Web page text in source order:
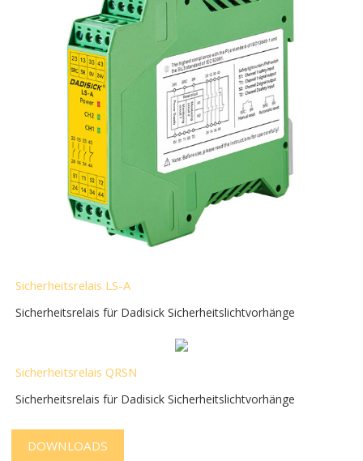
Sicherheitsrelais LS-A
Sicherheitsrelais für Dadisick Sicherheitslichtvorhänge
Sicherheitsrelais QRSN
Sicherheitsrelais für Dadisick Sicherheitslichtvorhänge
DOWNLOADS